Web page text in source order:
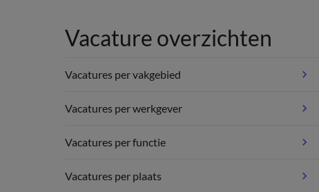
Vacature overzichten
Vacatures per vakgebied
Vacatures per werkgever
Vacatures per functie
Vacatures per plaats